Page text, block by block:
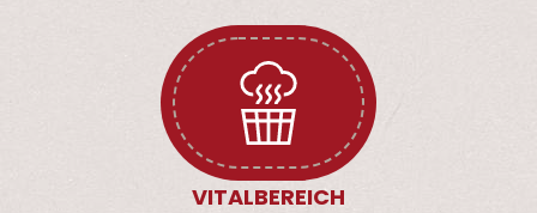
VITALBEREICH